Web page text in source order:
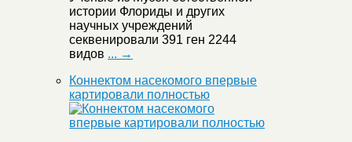
истории Флориды и других
научных учреждений
секвенировали 391 ген 2244
видов ... →
Коннектом насекомого впервые
картировали полностью